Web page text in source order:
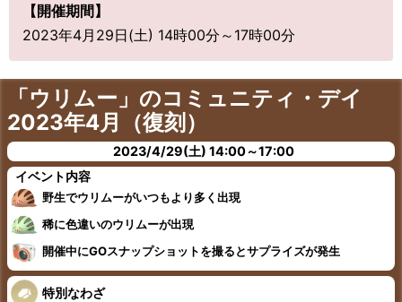
【開催期間】
2023年4月29日(土) 14時00分～17時00分
「ウリムー」のコミュニティ・デイ
2023年4月（復刻）
2023/4/29(土) 14:00～17:00
イベント内容
野生でウリムーがいつもより多く出現
稀に色違いのウリムーが出現
開催中にGOスナップショットを撮るとサプライズが発生
特別なわざ